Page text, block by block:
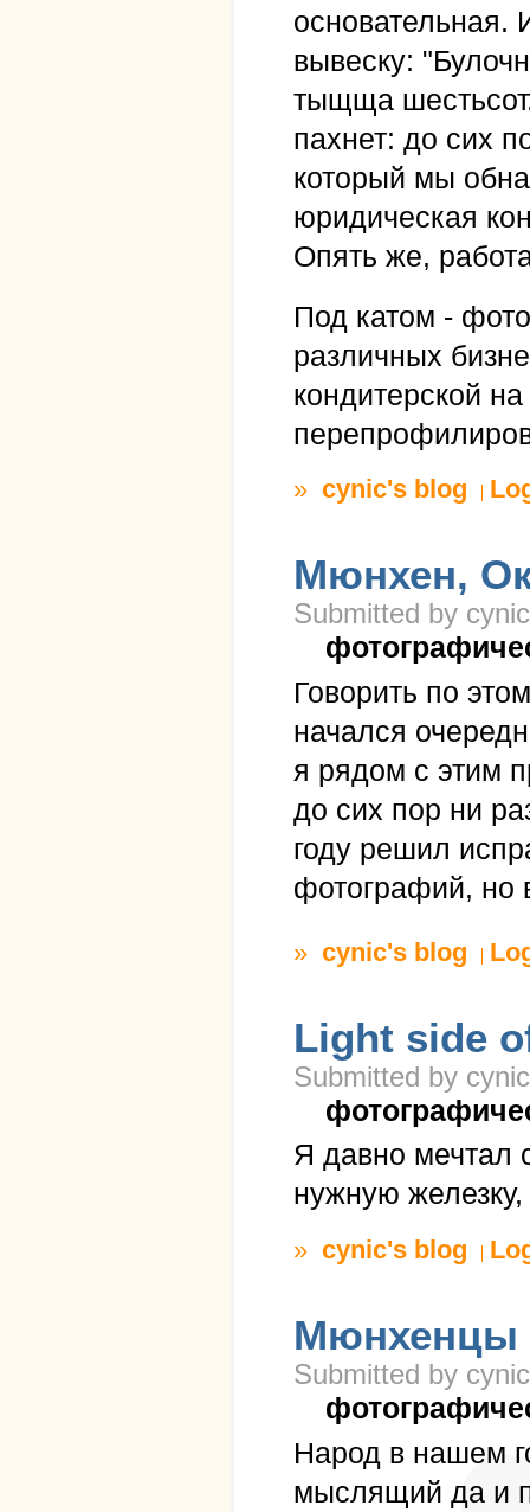
основательная.
вывеску:
тыщща
пахнет: до сих
который мы
юридическая
Опять же,
Под катом -
различных
кондитерской
» cynic's blog
Мюнхен,
Submitted by
Говорить по
начался
я рядом с этим
до сих пор ни
году решил
фотографий, но
» cynic's blog
Light side
Submitted by
Я давно мечтал
нужную
» cynic's blog
Мюнхенцы
Submitted by
Народ в нашем
мыслящий да и